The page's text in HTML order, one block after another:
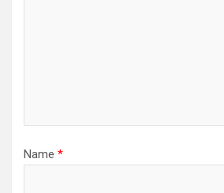
Name *